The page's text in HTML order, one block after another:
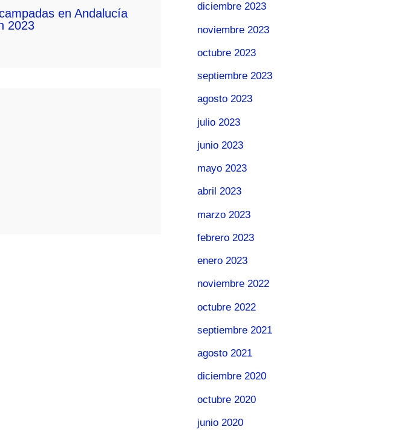
en Andalucía
2023
diciembre 2023
noviembre 2023
octubre 2023
septiembre 2023
agosto 2023
julio 2023
junio 2023
mayo 2023
abril 2023
marzo 2023
febrero 2023
enero 2023
noviembre 2022
octubre 2022
septiembre 2021
agosto 2021
diciembre 2020
octubre 2020
junio 2020